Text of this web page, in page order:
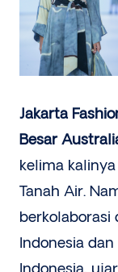
Jakarta
Besar
kelima
Tanah Air.
Indonesia